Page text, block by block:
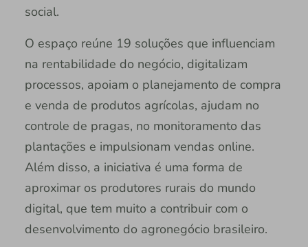
social.
O espaço reúne 19 soluções que influenciam
na rentabilidade do negócio, digitalizam
processos, apoiam o planejamento de compra
e venda de produtos agrícolas, ajudam no
controle de pragas, no monitoramento das
plantações e impulsionam vendas online.
Além disso, a iniciativa é uma forma de
aproximar os produtores rurais do mundo
digital, que tem muito a contribuir com o
desenvolvimento do agronegócio brasileiro.